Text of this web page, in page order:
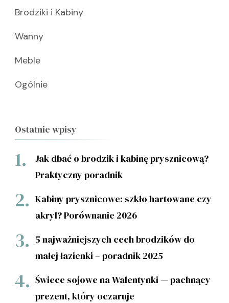
Brodziki i Kabiny
Wanny
Meble
Ogólnie
Ostatnie wpisy
Jak dbać o brodzik i kabinę prysznicową?
Praktyczny poradnik
Kabiny prysznicowe: szkło hartowane czy
akryl? Porównanie 2026
5 najważniejszych cech brodzików do
małej łazienki – poradnik 2025
Świece sojowe na Walentynki — pachnący
prezent, który oczaruje